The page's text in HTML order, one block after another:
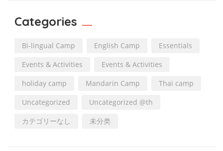
Categories
Bi-lingual Camp English Camp
Essentials
Events & Activities
Events & Activities
holiday camp
Mandarin Camp
Thai camp
Uncategorized
Uncategorized @th
カテゴリーなし
未分类